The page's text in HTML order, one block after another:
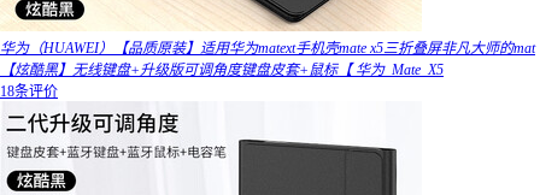
华为（HUAWEI）【品质原装】适用华为matext手机壳mate x5三折叠屏非凡大师的mat
【炫酷黑】无线键盘+升级版可调角度键盘皮套+鼠标【 华为_Mate_X5
18条评价